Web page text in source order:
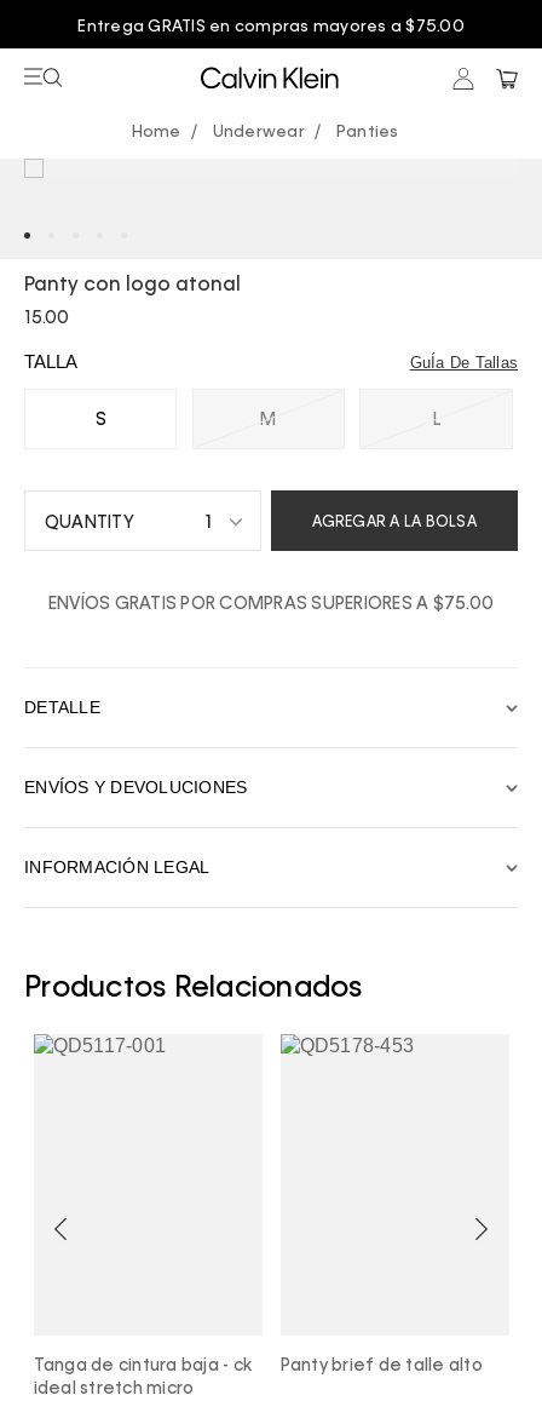
Entrega GRATIS en compras mayores a $75.00
Underwear Panties
Panty con logo atonal
15.00
TALLA
S M L
GuÍa De Tallas
1
2
9
AGREGAR A LA BOLSA
ENVÍOS GRATIS POR COMPRAS SUPERIORES A $75.00
DETALLE
ENVÍOS Y DEVOLUCIONES
INFORMACIÓN LEGAL
Productos Relacionados
Tanga de cintura baja - ck
ideal stretch micro
Panty brief de talle alto